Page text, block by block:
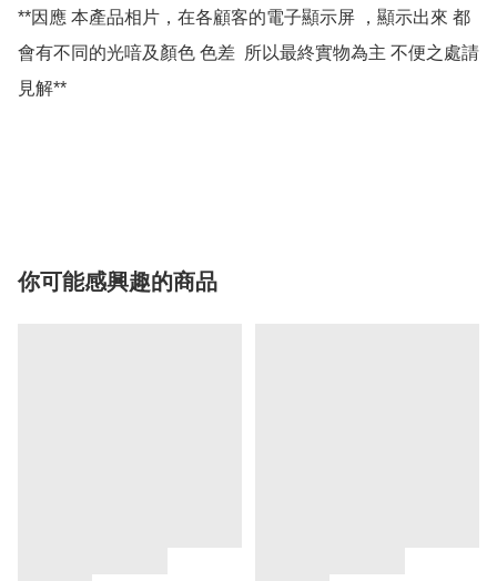
**因應 本產品相片，在各顧客的電子顯示屏 ，顯示出來 都
會有不同的光喑及顏色 色差  所以最終實物為主 不便之處請
見解**
你可能感興趣的商品